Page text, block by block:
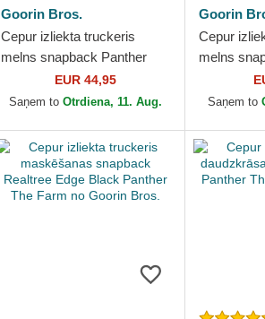
Goorin Bros.
Cepur izliekta truckeris
melns snapback Panther
Golden Suede The Farm no
Goorin Bros.
EUR 44,95
Saņem toOtrdiena, 11. Aug.
Goorin
Cepur
melns
Pop Art 2
Goorin
Saņem to